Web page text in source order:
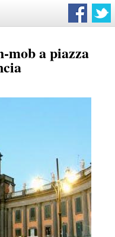
mob a piazza